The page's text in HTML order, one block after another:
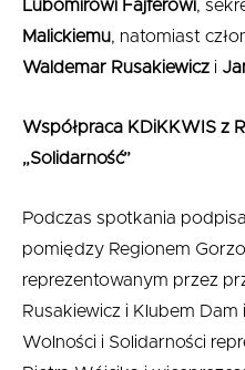
Lubomirowi Fajferowi,
Malickiemu, natomiast
Waldemar Rusakiewicz i
Współpraca KDiKKWIS z
„Solidarność”
Podczas spotkania
pomiędzy Regionem
reprezentowanym przez
Rusakiewicz i Klubem
Wolności i Solidarności